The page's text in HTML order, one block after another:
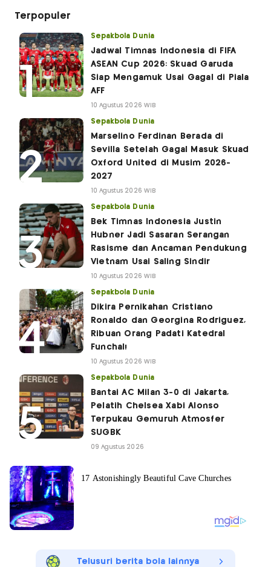
Terpopuler
Sepakbola Dunia
Jadwal Timnas Indonesia di FIFA
ASEAN Cup 2026: Skuad Garuda
Siap Mengamuk Usai Gagal di Piala
AFF
10 Agustus 2026 WIB
Sepakbola Dunia
Marselino Ferdinan Berada di
Sevilla Setelah Gagal Masuk Skuad
Oxford United di Musim 2026-
2027
10 Agustus 2026 WIB
Sepakbola Dunia
Bek Timnas Indonesia Justin
Hubner Jadi Sasaran Serangan
Rasisme dan Ancaman Pendukung
Vietnam Usai Saling Sindir
10 Agustus 2026 WIB
Sepakbola Dunia
Dikira Pernikahan Cristiano
Ronaldo dan Georgina Rodriguez,
Ribuan Orang Padati Katedral
Funchal!
10 Agustus 2026 WIB
Sepakbola Dunia
Bantai AC Milan 3-0 di Jakarta,
Pelatih Chelsea Xabi Alonso
Terpukau Gemuruh Atmosfer
SUGBK
09 Agustus 2026
Telusuri berita bola lainnya